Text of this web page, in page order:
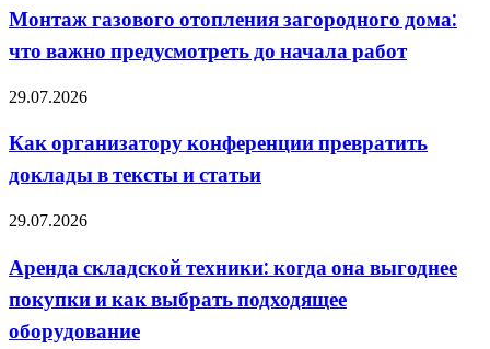
отопления
загородного
дома:
важно
предусмотреть
начала
работ
Монтаж газового отопления загородного дома:
что важно предусмотреть до начала работ
Как
конференции
превратить
доклады
тексты
29.07.2026
Как организатору конференции превратить
доклады в тексты и статьи
Аренда
техники:
когда
она
покупки
29.07.2026
Аренда складской техники: когда она выгоднее
покупки и как выбрать подходящее
оборудование